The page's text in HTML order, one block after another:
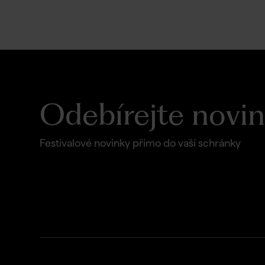
Odebírejte
Festivalové novinky přímo do vaší schránky